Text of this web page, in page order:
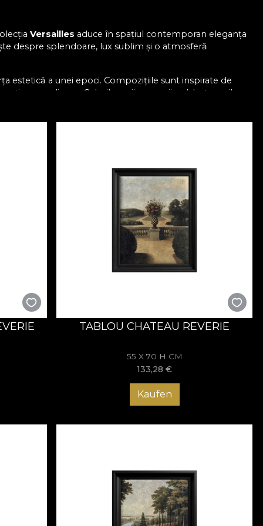
Versailles aduce în spațiul contemporan eleganța
despre splendoare, lux sublim și o atmosferă
estetică a unei epoci. Compozițiile sunt inspirate de
grandioase. Culorile aurii, maronii noble, tonurile
în săli de bal, saloane regale și grădini ceremoniale.
Prin reinterpretare modernă a
fără să pară retrograde — ci ca reinterpretări
unitate și sofisticare.
pereții în zone de reflecție aristocratică.
Prin colecții precum Versailles, fiecare lucrare devine
să producem tablouri care nu sunt doar decorațiuni, ci
TABLOU CHATEAU REVERIE
55 X 70 H CM
133,28€
Kaufen